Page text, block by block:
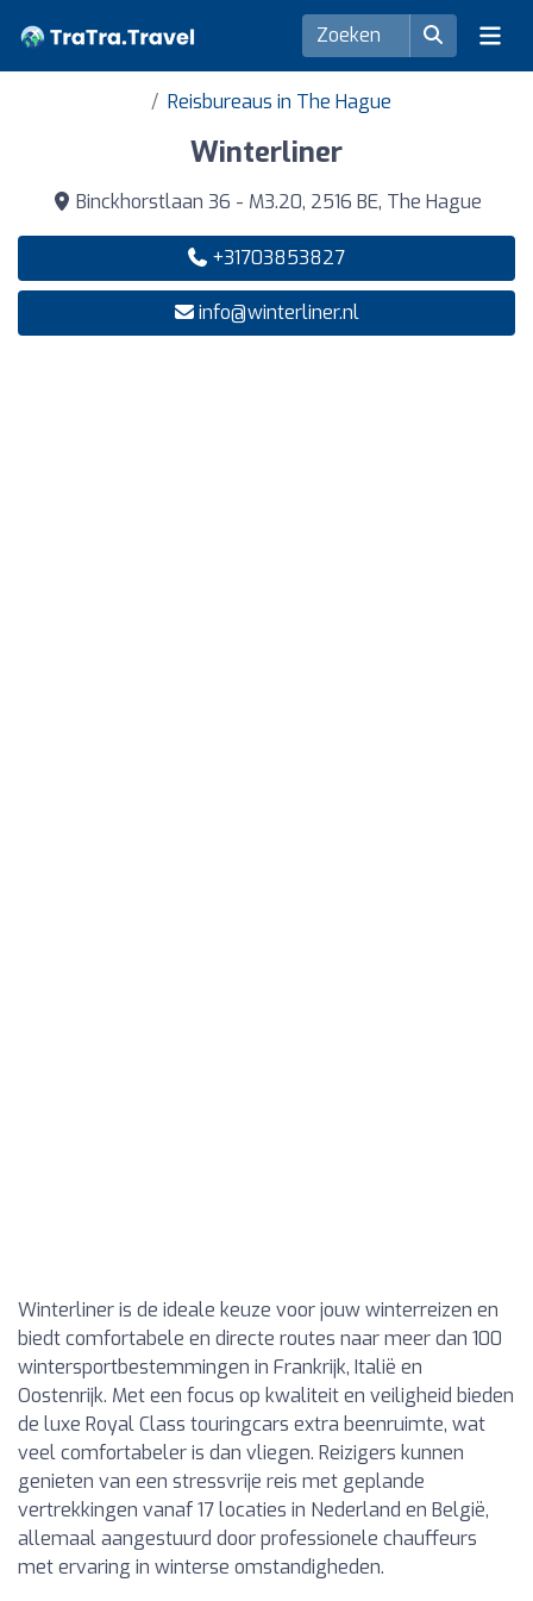
Reisbureaus in The Hague
Winterliner
Binckhorstlaan 36 - M3.20, 2516 BE, The Hague
+31703853827
info@winterliner.nl
Winterliner is de ideale keuze voor jouw winterreizen en
biedt comfortabele en directe routes naar meer dan 100
wintersportbestemmingen in Frankrijk, Italië en
Oostenrijk. Met een focus op kwaliteit en veiligheid bieden
de luxe Royal Class touringcars extra beenruimte, wat
veel comfortabeler is dan vliegen. Reizigers kunnen
genieten van een stressvrije reis met geplande
vertrekkingen vanaf 17 locaties in Nederland en België,
allemaal aangestuurd door professionele chauffeurs
met ervaring in winterse omstandigheden.